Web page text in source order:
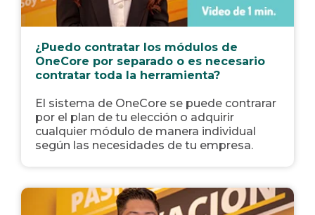
¿Puedo contratar los módulos de
OneCore por separado o es necesario
contratar toda la herramienta?
El sistema de OneCore se puede contrarar
por el plan de tu elección o adquirir
cualquier módulo de manera individual
según las necesidades de tu empresa.